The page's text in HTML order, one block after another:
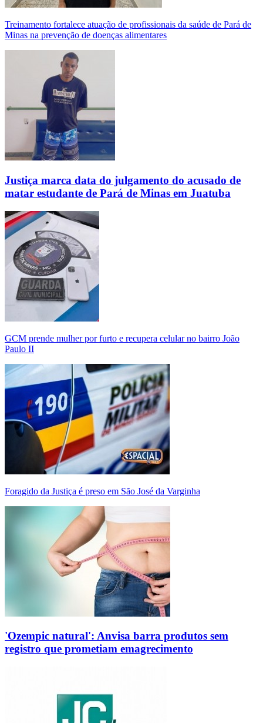
Treinamento fortalece atuação de profissionais da saúde de Pará de
Minas na prevenção de doenças alimentares
Justiça marca data do julgamento do acusado de
matar estudante de Pará de Minas em Juatuba
GCM prende mulher por furto e recupera celular no bairro João
Paulo II
Foragido da Justiça é preso em São José da Varginha
'Ozempic natural': Anvisa barra produtos sem
registro que prometiam emagrecimento